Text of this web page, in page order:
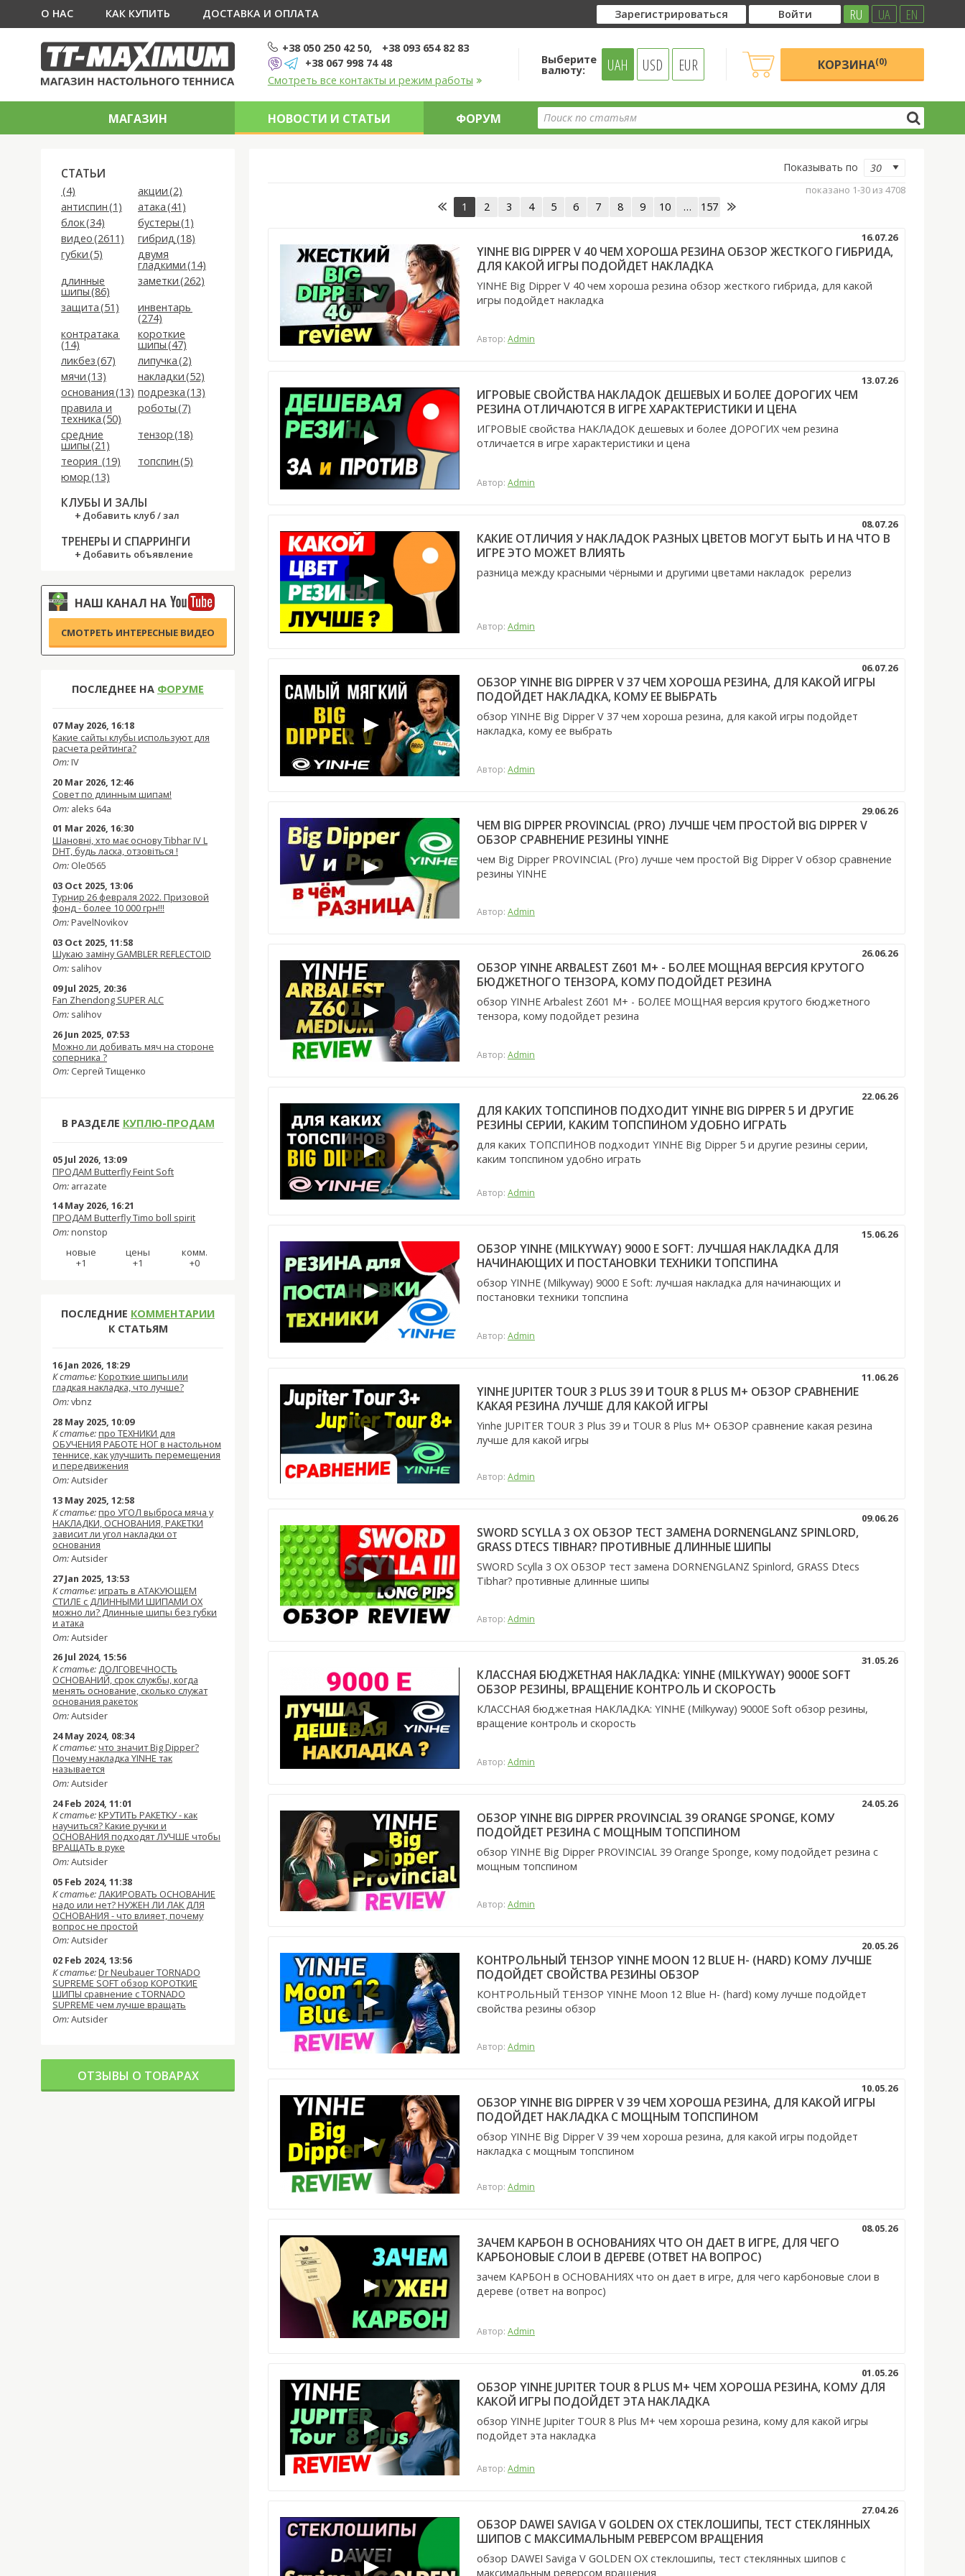
О НАС КАК КУПИТЬ ДОСТАВКА И ОПЛАТА Зарегистрироваться Войти RU UA EN
+38 050 250 42 50
+38 093 654 82 83
+38 067 998 74 48
Смотреть все контакты и режим работы
Выберите
валюту: UAH USD EUR КОРЗИНА(0)
МАГАЗИН НОВОСТИ И СТАТЬИ ФОРУМ
СТАТЬИ
(4)
акции (2)
антиспин (1)
атака (41)
блок (34)
бустеры (1)
видео (2611)
гибрид (18)
губки (5)
двумя
гладкими (14)
длинные
шипы (86)
заметки (262)
защита (51)
инвентарь
(274)
контратака
(14)
короткие
шипы (47)
ликбез (67)
липучка (2)
мячи (13)
накладки (52)
основания (13) подрезка (13)
правила и
техника (50)
роботы (7)
средние
шипы (21)
тензор (18)
теория (19)
топспин (5)
юмор (13)
КЛУБЫ И ЗАЛЫ
Добавить клуб / зал
ТРЕНЕРЫ И СПАРРИНГИ
Добавить объявление
НАШ КАНАЛ НА
СМОТРЕТЬ ИНТЕРЕСНЫЕ ВИДЕО
ПОСЛЕДНЕЕ НА ФОРУМЕ
07 May 2026, 16:18
Какие сайты клубы используют для
расчета рейтинга?
От:IV
20 Mar 2026, 12:46
Совет по длинным шипам!
От: aleks 64a
01 Mar 2026, 16:30
Шановні, хто має основу Tibhar IV L
DHT, будь ласка, отзовіться !
От: Ole0565
03 Oct 2025, 13:06
Турнир 26 февраля 2022. Призовой
фонд - более 10 000 грн!!!
От:PavelNovikov
03 Oct 2025, 11:58
Шукаю заміну GAMBLER REFLECTOID
От: salihov
09 Jul 2025, 20:36
Fan Zhendong SUPER ALC
От: salihov
26 Jun 2025, 07:53
Можно ли добивать мяч на стороне
соперника ?
От: Сергей Тищенко
В РАЗДЕЛЕ КУПЛЮ-ПРОДАМ
05 Jul 2026, 13:09
ПРОДАМ Butterfly Feint Soft
От: arrazate
14 May 2026, 16:21
ПРОДАМ Butterfly Timo boll spirit
От:nonstop
новые
+1
цены
+1
комм.
+0
ПОСЛЕДНИЕ КОММЕНТАРИИ
К СТАТЬЯМ
16 Jan 2026, 18:29
К статье:Короткие шипы или
гладкая накладка, что лучше?
От:vbnz
28 May 2025, 10:09
К статье:про ТЕХНИКИ для
ОБУЧЕНИЯ РАБОТЕ НОГ в настольном
теннисе, как улучшить перемещения
и передвижения
От:Autsider
13 May 2025, 12:58
К статье:про УГОЛ выброса мяча у
НАКЛАДКИ, ОСНОВАНИЯ, РАКЕТКИ
зависит ли угол накладки от
основания
От:Autsider
27 Jan 2025, 13:53
К статье:играть в АТАКУЮЩЕМ
СТИЛЕ с ДЛИННЫМИ ШИПАМИ OX
можно ли? Длинные шипы без губки
и атака
От:Autsider
26 Jul 2024, 15:56
К статье: ДОЛГОВЕЧНОСТЬ
ОСНОВАНИЙ, срок службы, когда
менять основание, сколько служат
основания ракеток
От:Autsider
24 May 2024, 08:34
К статье:что значит Big Dipper?
Почему накладка YINHE так
называется
От:Autsider
24 Feb 2024, 11:01
К статье:КРУТИТЬ РАКЕТКУ - как
научиться? Какие ручки и
ОСНОВАНИЯ подходят ЛУЧШЕ чтобы
ВРАЩАТЬ в руке
От:Autsider
05 Feb 2024, 11:38
К статье: ЛАКИРОВАТЬ ОСНОВАНИЕ
надо или нет? НУЖЕН ЛИ ЛАК ДЛЯ
ОСНОВАНИЯ - что влияет, почему
вопрос не простой
От:Autsider
02 Feb 2024, 13:56
К статье:Dr Neubauer TORNADO
SUPREME SOFT обзор КОРОТКИЕ
ШИПЫ сравнение с TORNADO
SUPREME чем лучше вращать
От:Autsider
ОТЗЫВЫ О ТОВАРАХ
Показывать по
показано 1-30 из 4708
1 2 3 4 5 6 7 8 9 10 … 157
YINHE BIG DIPPER V 40 ЧЕМ ХОРОША РЕЗИНА ОБЗОР ЖЕСТКОГО ГИБРИДА,
ДЛЯ КАКОЙ ИГРЫ ПОДОЙДЕТ НАКЛАДКА
16.07.26
YINHE Big Dipper V 40 чем хороша резина обзор жесткого гибрида, для какой
игры подойдет накладка
Автор: Admin
ИГРОВЫЕ СВОЙСТВА НАКЛАДОК ДЕШЕВЫХ И БОЛЕЕ ДОРОГИХ ЧЕМ
РЕЗИНА ОТЛИЧАЮТСЯ В ИГРЕ ХАРАКТЕРИСТИКИ И ЦЕНА
13.07.26
ИГРОВЫЕ свойства НАКЛАДОК дешевых и более ДОРОГИХ чем резина
отличается в игре характеристики и цена
Автор: Admin
КАКИЕ ОТЛИЧИЯ У НАКЛАДОК РАЗНЫХ ЦВЕТОВ МОГУТ БЫТЬ И НА ЧТО В
ИГРЕ ЭТО МОЖЕТ ВЛИЯТЬ
08.07.26
разница между красными чёрными и другими цветами накладок ререлиз
Автор: Admin
ОБЗОР YINHE BIG DIPPER V 37 ЧЕМ ХОРОША РЕЗИНА, ДЛЯ КАКОЙ ИГРЫ
ПОДОЙДЕТ НАКЛАДКА, КОМУ ЕЕ ВЫБРАТЬ
06.07.26
обзор YINHE Big Dipper V 37 чем хороша резина, для какой игры подойдет
накладка, кому ее выбрать
Автор: Admin
ЧЕМ BIG DIPPER PROVINCIAL (PRO) ЛУЧШЕ ЧЕМ ПРОСТОЙ BIG DIPPER V
ОБЗОР СРАВНЕНИЕ РЕЗИНЫ YINHE
29.06.26
чем Big Dipper PROVINCIAL (Pro) лучше чем простой Big Dipper V обзор сравнение
резины YINHE
Автор: Admin
ОБЗОР YINHE ARBALEST Z601 M+ - БОЛЕЕ МОЩНАЯ ВЕРСИЯ КРУТОГО
БЮДЖЕТНОГО ТЕНЗОРА, КОМУ ПОДОЙДЕТ РЕЗИНА
26.06.26
обзор YINHE Arbalest Z601 M+ - БОЛЕЕ МОЩНАЯ версия крутого бюджетного
тензора, кому подойдет резина
Автор: Admin
ДЛЯ КАКИХ ТОПСПИНОВ ПОДХОДИТ YINHE BIG DIPPER 5 И ДРУГИЕ
РЕЗИНЫ СЕРИИ, КАКИМ ТОПСПИНОМ УДОБНО ИГРАТЬ
22.06.26
для каких ТОПСПИНОВ подходит YINHE Big Dipper 5 и другие резины серии,
каким топспином удобно играть
Автор: Admin
ОБЗОР YINHE (MILKYWAY) 9000 E SOFT: ЛУЧШАЯ НАКЛАДКА ДЛЯ
НАЧИНАЮЩИХ И ПОСТАНОВКИ ТЕХНИКИ ТОПСПИНА
15.06.26
обзор YINHE (Milkyway) 9000 E Soft: лучшая накладка для начинающих и
постановки техники топспина
Автор: Admin
YINHE JUPITER TOUR 3 PLUS 39 И TOUR 8 PLUS M+ ОБЗОР СРАВНЕНИЕ
КАКАЯ РЕЗИНА ЛУЧШЕ ДЛЯ КАКОЙ ИГРЫ
11.06.26
Yinhe JUPITER TOUR 3 Plus 39 и TOUR 8 Plus M+ ОБЗОР сравнение какая резина
лучше для какой игры
Автор: Admin
SWORD SCYLLA 3 OX ОБЗОР ТЕСТ ЗАМЕНА DORNENGLANZ SPINLORD,
GRASS DTECS TIBHAR? ПРОТИВНЫЕ ДЛИННЫЕ ШИПЫ
09.06.26
SWORD Scylla 3 OX ОБЗОР тест замена DORNENGLANZ Spinlord, GRASS Dtecs
Tibhar? противные длинные шипы
Автор: Admin
КЛАССНАЯ БЮДЖЕТНАЯ НАКЛАДКА: YINHE (MILKYWAY) 9000E SOFT
ОБЗОР РЕЗИНЫ, ВРАЩЕНИЕ КОНТРОЛЬ И СКОРОСТЬ
31.05.26
КЛАССНАЯ бюджетная НАКЛАДКА: YINHE (Milkyway) 9000E Soft обзор резины,
вращение контроль и скорость
Автор: Admin
ОБЗОР YINHE BIG DIPPER PROVINCIAL 39 ORANGE SPONGE, КОМУ
ПОДОЙДЕТ РЕЗИНА С МОЩНЫМ ТОПСПИНОМ
24.05.26
обзор YINHE Big Dipper PROVINCIAL 39 Orange Sponge, кому подойдет резина с
мощным топспином
Автор: Admin
КОНТРОЛЬНЫЙ ТЕНЗОР YINHE MOON 12 BLUE H- (HARD) КОМУ ЛУЧШЕ
ПОДОЙДЕТ СВОЙСТВА РЕЗИНЫ ОБЗОР
20.05.26
КОНТРОЛЬНЫЙ ТЕНЗОР YINHE Moon 12 Blue H- (hard) кому лучше подойдет
свойства резины обзор
Автор: Admin
ОБЗОР YINHE BIG DIPPER V 39 ЧЕМ ХОРОША РЕЗИНА, ДЛЯ КАКОЙ ИГРЫ
ПОДОЙДЕТ НАКЛАДКА С МОЩНЫМ ТОПСПИНОМ
10.05.26
обзор YINHE Big Dipper V 39 чем хороша резина, для какой игры подойдет
накладка с мощным топспином
Автор: Admin
ЗАЧЕМ КАРБОН В ОСНОВАНИЯХ ЧТО ОН ДАЕТ В ИГРЕ, ДЛЯ ЧЕГО
КАРБОНОВЫЕ СЛОИ В ДЕРЕВЕ (ОТВЕТ НА ВОПРОС)
08.05.26
зачем КАРБОН в ОСНОВАНИЯХ что он дает в игре, для чего карбоновые слои в
дереве (ответ на вопрос)
Автор: Admin
ОБЗОР YINHE JUPITER TOUR 8 PLUS M+ ЧЕМ ХОРОША РЕЗИНА, КОМУ ДЛЯ
КАКОЙ ИГРЫ ПОДОЙДЕТ ЭТА НАКЛАДКА
01.05.26
обзор YINHE Jupiter TOUR 8 Plus M+ чем хороша резина, кому для какой игры
подойдет эта накладка
Автор: Admin
ОБЗОР DAWEI SAVIGA V GOLDEN OX СТЕКЛОШИПЫ, ТЕСТ СТЕКЛЯННЫХ
ШИПОВ С МАКСИМАЛЬНЫМ РЕВЕРСОМ ВРАЩЕНИЯ
27.04.26
обзор DAWEI Saviga V GOLDEN OX стеклошипы, тест стеклянных шипов с
максимальным реверсом вращения